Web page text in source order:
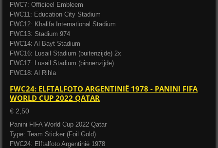
FWC7: Officieel Embleem
FWC11: Education City Stadium
FWC12: Khalifa International Stadium
FWC13: Stadium 974
FWC14: Al Bayt Stadium
FWC16: Lusail Stadium (buitenzijde) 2x
FWC17: Lusail Stadium (binnenzijde)
FWC18: Al Rihla
FWC24: ELFTALFOTO ARGENTINIË 1978 - PANINI FIFA
WORLD CUP 2022 QATAR
€ 2,50
Panini FIFA World Cup 2022 Qatar
Type: Team Sticker (Foil Gold)
FWC24: Elftalfoto Argentinië 1978